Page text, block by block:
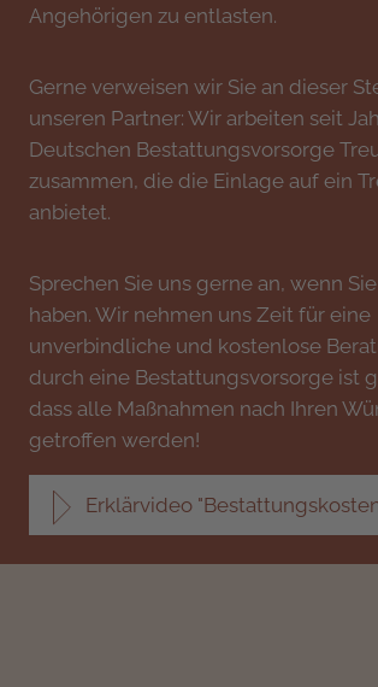
Angehörigen zu entlasten.
Gerne verweisen wir Sie an dieser
unseren Partner: Wir arbeiten seit
Deutschen Bestattungsvorsorge
zusammen, die die Einlage auf ein
anbietet.
Sprechen Sie uns gerne an, wenn
haben. Wir nehmen uns Zeit für eine
unverbindliche und kostenlose
durch eine Bestattungsvorsorge ist
dass alle Maßnahmen nach Ihren
getroffen werden!
Erklärvideo